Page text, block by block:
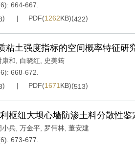
664-667.
) PDF(1262KB)(422)
粘土强度指标的空间概率特征研
康和 白晓红
史美筠
668-672.
) PDF(1671 KB)(513)
利枢纽大坝心墙防渗土料分散性
小兵 万金平 罗伟林 董安建
673-677.